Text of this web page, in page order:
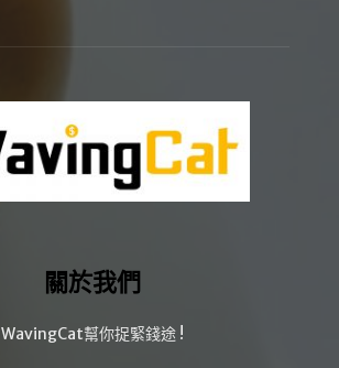
關於我們
WavingCat幫你捉緊錢途 !